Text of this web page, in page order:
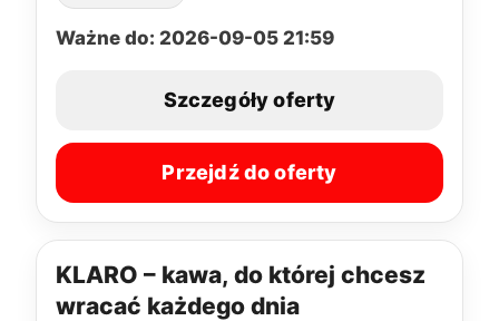
Ważne do: 2026-09-05 21:59
Szczegóły oferty
Przejdź do oferty
KLARO – kawa, do której chcesz
wracać każdego dnia